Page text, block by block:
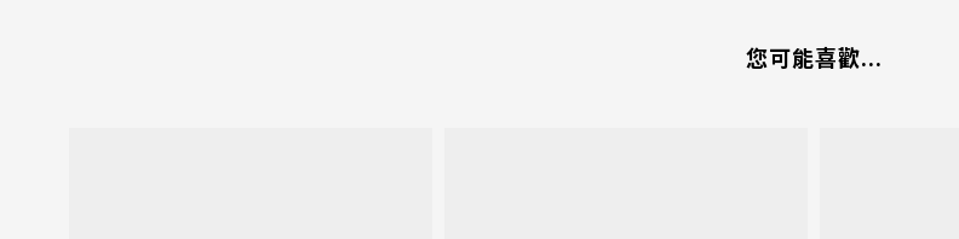
您可能喜歡...